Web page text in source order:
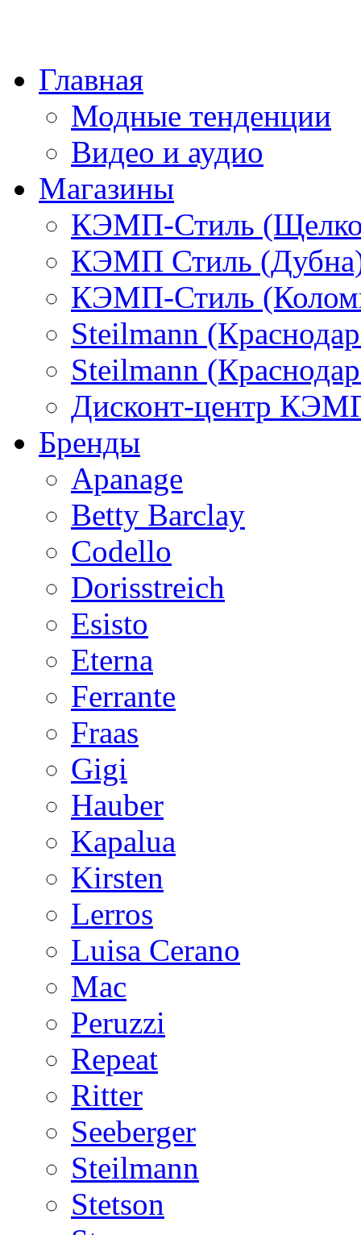
Главная
Модные тенденции
Видео и аудио
Магазины
КЭМП-Стиль
КЭМП Стиль
КЭМП-Стиль
Steilmann
Steilmann
Дисконт-центр
Бренды
Apanage
Betty Barclay
Codello
Dorisstreich
Esisto
Eterna
Ferrante
Fraas
Gigi
Hauber
Kapalua
Kirsten
Lerros
Luisa Cerano
Mac
Peruzzi
Repeat
Ritter
Seeberger
Steilmann
Stetson